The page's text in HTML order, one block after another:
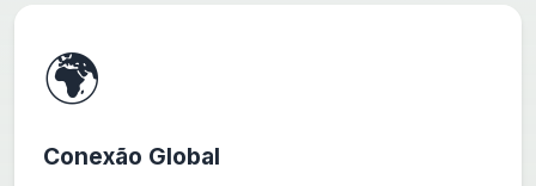
🌍
Conexão Global